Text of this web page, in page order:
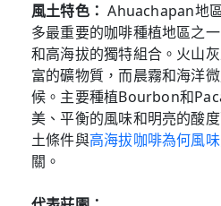
風土特色： Ahuachapan地
多最重要的咖啡種植地區之
和高海拔的獨特組合。火山
富的礦物質，而晨霧和海洋
候。主要種植Bourbon和
美、平衡的風味和明亮的酸
土條件與高海拔咖啡為何風
關。